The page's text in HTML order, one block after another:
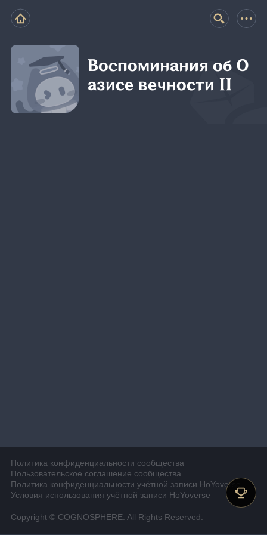
Воспоминания об О
азисе вечности II
Политика конфиденциальности сообщества
Пользовательское соглашение сообщества
Политика конфиденциальности учётной записи HoYoverse
Условия использования учётной записи HoYoverse
Copyright © COGNOSPHERE. All Rights Reserved.